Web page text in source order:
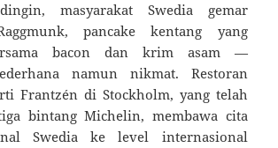
masyarakat Swedia gemar
pancake kentang yang
bacon dan krim asam —
namun nikmat. Restoran
Frantzén di Stockholm, yang telah
bintang Michelin, membawa cita
Swedia ke level internasional